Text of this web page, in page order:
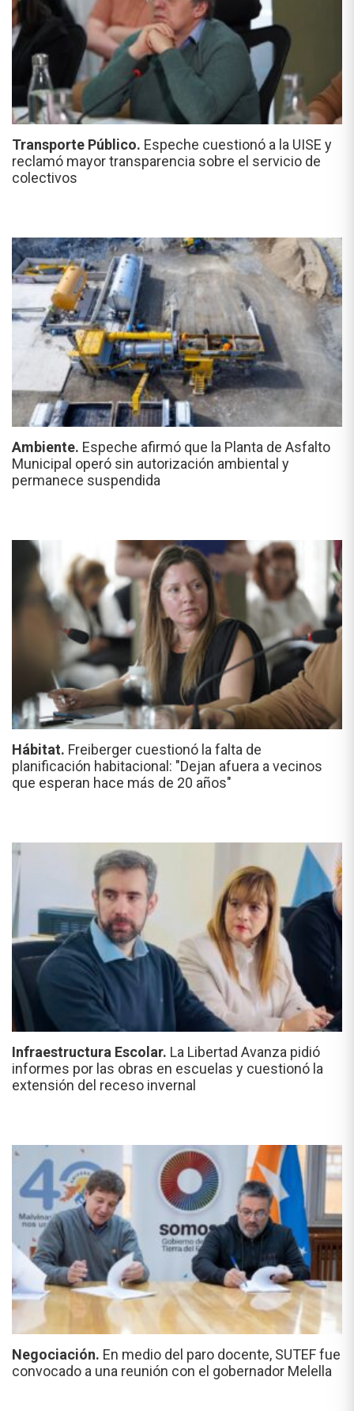
Transporte Público. Espeche cuestionó a la UISE y
reclamó mayor transparencia sobre el servicio de
colectivos
Ambiente. Espeche afirmó que la Planta de Asfalto
Municipal operó sin autorización ambiental y
permanece suspendida
Hábitat. Freiberger cuestionó la falta de
planificación habitacional: "Dejan afuera a vecinos
que esperan hace más de 20 años"
Infraestructura Escolar. La Libertad Avanza pidió
informes por las obras en escuelas y cuestionó la
extensión del receso invernal
Negociación. En medio del paro docente, SUTEF fue
convocado a una reunión con el gobernador Melella